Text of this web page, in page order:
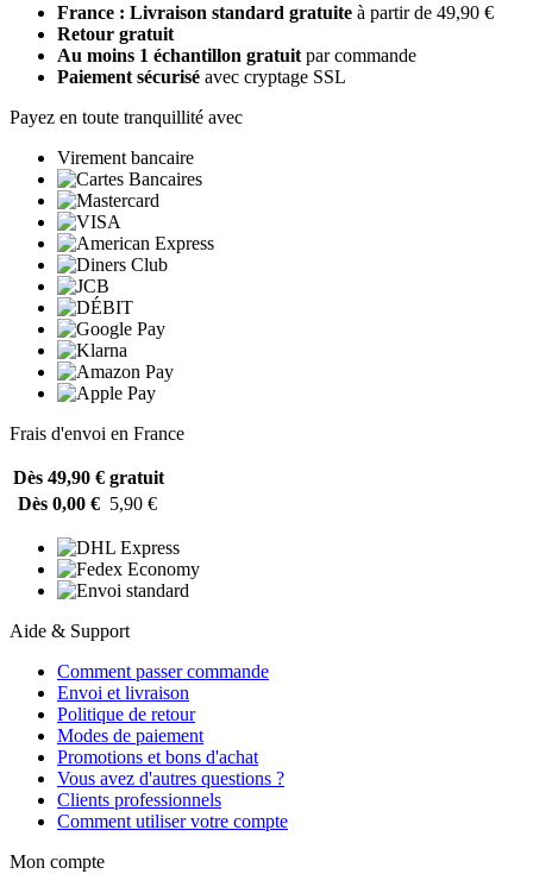
France : Livraison standard gratuite à partir de 49,90 €
Retour gratuit
Au moins 1 échantillon gratuit par commande
Paiement sécurisé avec cryptage SSL
Payez en toute tranquillité avec
Virement bancaire
Frais d'envoi en France
Dès 49,90 € gratuit
Dès 0,00 € 5,90 €
Aide & Support
Comment passer commande
Envoi et livraison
Politique de retour
Modes de paiement
Promotions et bons d'achat
Vous avez d'autres questions ?
Clients professionnels
Comment utiliser votre compte
Mon compte